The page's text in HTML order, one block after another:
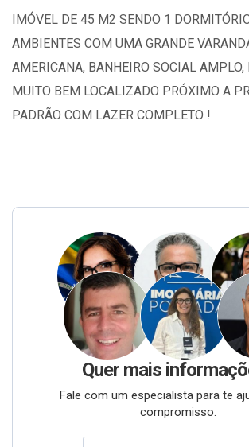
IMÓVEL DE 45 M2 SENDO 1
AMBIENTES COM UMA GRANDE
AMERICANA, BANHEIRO SOCIAL AMPLO,
MUITO BEM LOCALIZADO PRÓXIMO A
PADRÃO COM LAZER COMPLETO !
Quer mais
Fale com um especialista para te
compromisso.